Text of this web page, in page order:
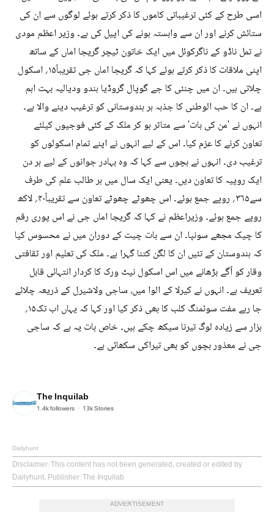
اسی طرح کے کئی ترغیباتی کاموں کا ذکر کرتے ہوئے لوگوں سے ان کی
ستائش کرنے اور ان سے وابستہ ہونے کی اپیل کی ہے۔ وزیر اعظم مودی
نے تمل ناڈو کے ناگرکوئل میں ایک خاتون ٹیچر گریجا اماں کے ساتھ
اپنی ملاقات کا ذکر کرتے ہوئے کہا کہ گریجا اماں جی تقریباً۱۵؍ اسکول
چلاتی ہیں۔ ان میں چنئی کا جے گوپال گروڈیا ہندو ودیالیہ بہت اہم
ہے۔ ان کا حب الوطنی کا جذبہ ہر ہندوستانی کو ترغیب دینے والا ہے۔
انہوں نے 'من کی بات' سے متاثر ہو کر ملک کے کئی فوجیوں کیلئے
تعاون کرنے کا عزم کیا۔ اس کے لیے انہوں نے اپنے تمام اسکولوں کو
ترغیب دی۔ انہوں نے بچوں سے کہا کہ وہ بہادر جوانوں کے لیے ہر دن
ایک روپیہ کا تعاون دیں۔ یعنی ایک سال میں ہر طالب علم کی طرف
سے۳۶۵؍ روپے جمع ہوئے۔ اس چھوٹے چھوٹے تعاون سے تقریباً۴۰؍ لاکھ
روپے جمع ہوئے۔ وزیراعظم نے کہا کہ گریجا اماں جی نے اس پوری رقم
کا چیک مجھے سونپا۔ ان سے بات چیت کے دوران میں نے محسوس کیا
کہ ہندوستان کے تئیں ان کا لگن کتنا گہرا ہے۔ ملک کی تعلیم اور ثقافتی
وقار کو آگے بڑھانے میں اس اسکول نیٹ ورک کا کردار انتہائی قابل
تعریف ہے۔ انہوں نے کیرلا کے الوا میں، ساجی ولاشیرل کے ذریعہ چلائے
جا رہے مفت سوئمنگ کلب کا بھی ذکر کیا اور کہا کہ یہاں اب تک۱۵؍
ہزار سے زیادہ لوگ تیرنا سیکھ چکے ہیں۔ خاص بات یہ ہے کہ ساجی
جی نے معذور بچوں کو بھی تیراکی سکھائی ہے۔
The Inquilab
1.4kfollowers 13kStories
Dailyhunt
Disclaimer: This content has not been generated, created or edited by
Dailyhunt. Publisher: The Inquilab
ADVERTISEMENT